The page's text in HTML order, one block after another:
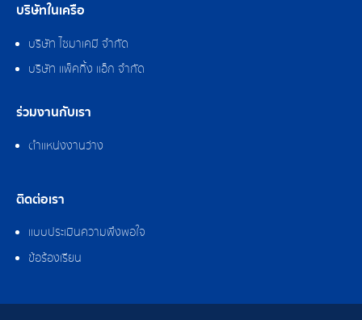
บริษัทในเครือ
บริษัท ไซมาเคมี จำกัด
บริษัท แพ็คกิ้ง แอ็ก จำกัด
ร่วมงานกับเรา
ตำแหน่งงานว่าง
ติดต่อเรา
แบบประเมินความพึงพอใจ
ข้อร้องเรียน